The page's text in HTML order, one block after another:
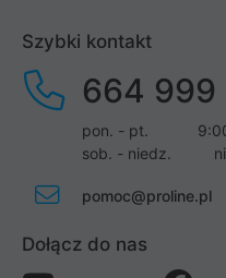
Szybki kontakt
664 999
pon. - pt.
sob. - niedz.
pomoc@proline.pl
Dołącz do nas